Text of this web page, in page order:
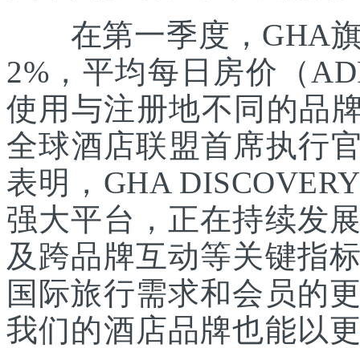
在第一季度，GHA旗
2%，平均每日房价（
使用与注册地不同的品
全球酒店联盟首席执行
表明，GHA
强大平台，正在持续发
及跨品牌互动等关键指
国际旅行需求和会员的
我们的酒店品牌也能以